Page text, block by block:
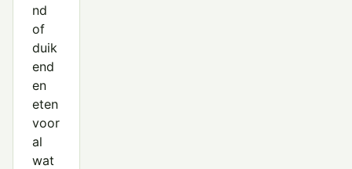
nd
of
duik
end
en
eten
voor
al
wat